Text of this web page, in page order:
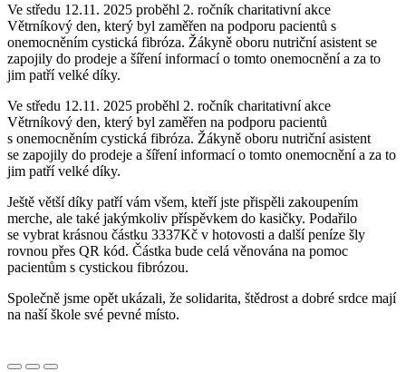
Ve středu 12.11. 2025 proběhl 2. ročník charitativní akce
Větrníkový den, který byl zaměřen na podporu pacientů s
onemocněním cystická fibróza. Žákyně oboru nutriční asistent se
zapojily do prodeje a šíření informací o tomto onemocnění a za to
jim patří velké díky.
Ve středu 12.11. 2025 proběhl 2. ročník charitativní akce
Větrníkový den, který byl zaměřen na podporu pacientů
s onemocněním cystická fibróza. Žákyně oboru nutriční asistent
se zapojily do prodeje a šíření informací o tomto onemocnění a za to
jim patří velké díky.
Ještě větší díky patří vám všem, kteří jste přispěli zakoupením
merche, ale také jakýmkoliv příspěvkem do kasičky. Podařilo
se vybrat krásnou částku 3337Kč v hotovosti a další peníze šly
rovnou přes QR kód. Částka bude celá věnována na pomoc
pacientům s cystickou fibrózou.
Společně jsme opět ukázali, že solidarita, štědrost a dobré srdce mají
na naší škole své pevné místo.